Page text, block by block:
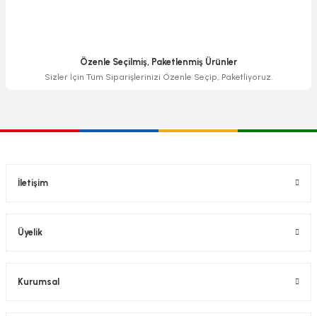
Özenle Seçilmiş, Paketlenmiş Ürünler
Sizler İçin Tüm Siparişlerinizi Özenle Seçip, Paketliyoruz.
İletişim
Üyelik
Kurumsal